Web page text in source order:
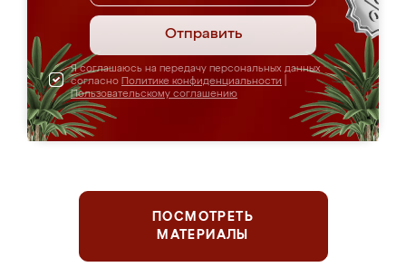
Отправить
Я соглашаюсь на передачу персональных данных
согласно Политике конфиденциальности
Пользовательскому соглашению
ПОСМОТРЕТЬ
МАТЕРИАЛЫ